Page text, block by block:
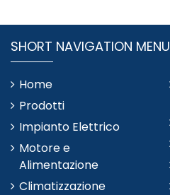
SHORT NAVIGATION MENU
Home
Prodotti
Impianto Elettrico
Motore e
Alimentazione
Climatizzazione